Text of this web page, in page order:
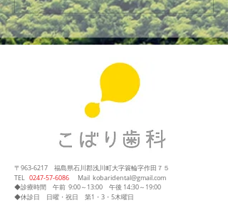
〒963-6217 福島県石川郡浅川町大字簑輪字作田７５
​TEL 0247‐57‐6086 Mail kobaridental@gmail.com
◆診療時間 午前 9:00～13:00 午後 14:30～19:00
◆休診日 日曜・祝日 第1・3・5木曜日